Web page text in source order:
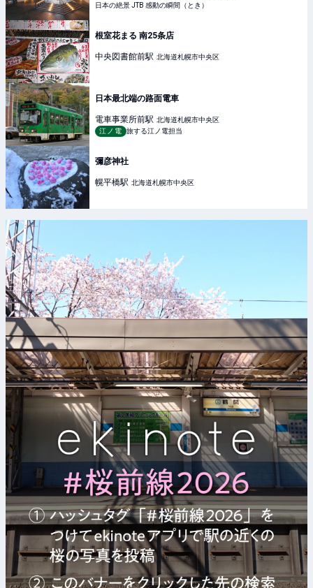
日本の絶景 JTB 感動の瞬間（とき）
根室花まる 南25条店
中央図書館前駅 北海道札幌市中央区
日本最北端の路面電車
電車事業所前駅 北海道札幌市中央区
江ノ電
旅する江ノ電担当
彌彦神社
幌平橋駅 北海道札幌市中央区